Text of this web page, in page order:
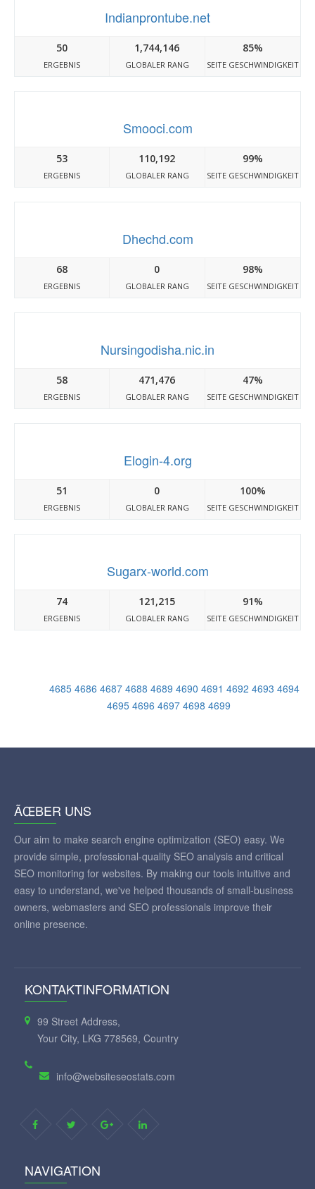
Indianprontube.net
50
ERGEBNIS
1,744,146
GLOBALER RANG
85%
SEITE GESCHWINDIGKEIT
Smooci.com
53
ERGEBNIS
110,192
GLOBALER RANG
99%
SEITE GESCHWINDIGKEIT
Dhechd.com
68
ERGEBNIS
0
GLOBALER RANG
98%
SEITE GESCHWINDIGKEIT
Nursingodisha.nic.in
58
ERGEBNIS
471,476
GLOBALER RANG
47%
SEITE GESCHWINDIGKEIT
Elogin-4.org
51
ERGEBNIS
0
GLOBALER RANG
100%
SEITE GESCHWINDIGKEIT
Sugarx-world.com
74
ERGEBNIS
121,215
GLOBALER RANG
91%
SEITE GESCHWINDIGKEIT
4685 4686 4687 4688 4689 4690 4691 4692 4693 4694
4695 4696 4697 4698 4699
ÃŒBER UNS
Our aim to make search engine optimization (SEO) easy. We
provide simple, professional-quality SEO analysis and critical
SEO monitoring for websites. By making our tools intuitive and
easy to understand, we've helped thousands of small-business
owners, webmasters and SEO professionals improve their
online presence.
KONTAKTINFORMATION
99 Street Address,
Your City, LKG 778569, Country
info@websiteseostats.com
NAVIGATION